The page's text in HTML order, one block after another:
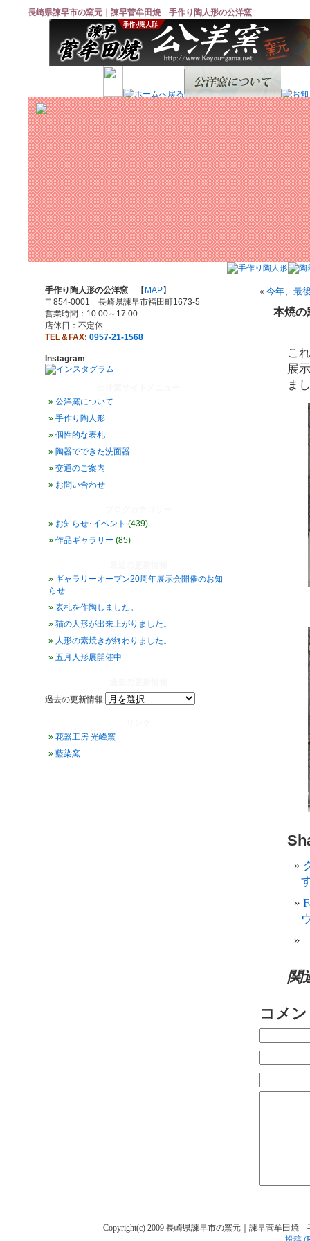
長崎県諫早市の窯元｜諫早菅牟田焼 手作り陶人形の公洋窯
手作り陶人形の公洋窯 【 MAP】
〒854-0001 長崎県諫早市福田町1673-5
営業時間：10:00～17:00
店休日：不定休
TEL＆FAX: 0957-21-1568
Instagram
公洋窯について
手作り陶人形
個性的な表札
陶器でできた洗面器
交通のご案内
お問い合わせ
お知らせ･イベント (439)
作品ギャラリー (85)
ギャラリーオープン20周年展示会開催のお知
らせ
表札を作陶しました。
猫の人形が出来上がりました。
人形の素焼きが終わりました。
五月人形展開催中
過去の更新情報
花器工房 光峰窯
藍染窯
« 今年、最
本焼の
こ
展
ま
関
コメ
Copyright(c) 2009 長崎県諫早市の窯元｜諫早菅牟田焼